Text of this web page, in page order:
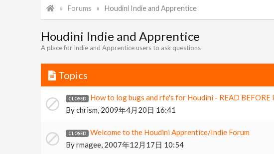
Forums Houdini Indie and Apprentice
Houdini Indie and Apprentice
A place for Indie and Apprentice users to ask questions
Topics
How to log bugs and rfe's for Houdini - READ BEFORE
Bychrism, 2009年4月20日 16:41
Welcome to the Houdini Apprentice/Indie Forum
Byrmagee, 2007年12月17日 10:54